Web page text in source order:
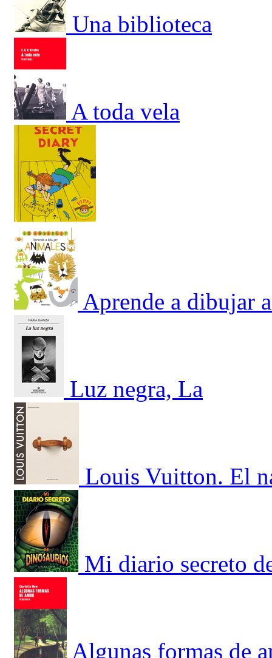
Una biblioteca
A toda vela
Aprende a dibujar
Luz negra, La
Louis Vuitton. El
Mi diario secreto
Algunas formas de